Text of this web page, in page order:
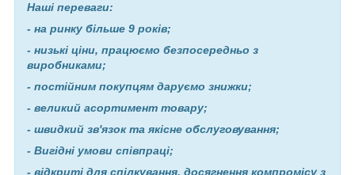
Наші переваги:
- на ринку більше 9 років;
- низькі ціни, працюємо безпосередньо з
виробниками;
- постійним покупцям даруємо знижки;
- великий асортимент товару;
- швидкий зв'язок та якісне обслуговування;
- Вигідні умови співпраці;
- відкриті для спілкування, досягнення компромісу з